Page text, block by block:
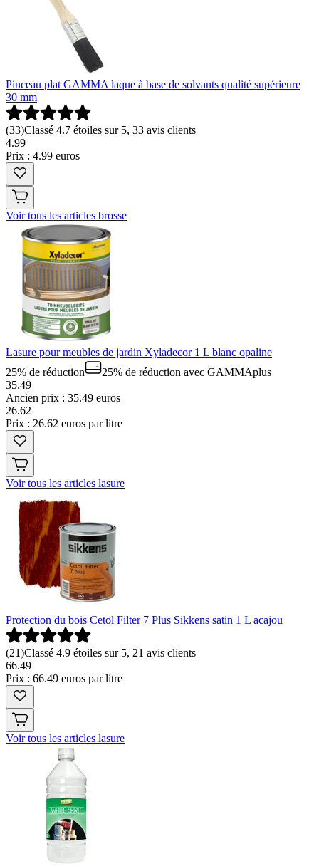
Pinceau plat GAMMA laque à base de solvants qualité supérieure
30 mm
(33)Classé 4.7 étoiles sur 5, 33 avis clients
4.99
Prix : 4.99 euros
Voir tous les articles brosse
Lasure pour meubles de jardin Xyladecor 1 L blanc opaline
25% de réduction
25% de réduction avec GAMMAplus
35.49
Ancien prix : 35.49 euros
26.62
Prix : 26.62 euros par litre
Voir tous les articles lasure
Protection du bois Cetol Filter 7 Plus Sikkens satin 1 L acajou
(21)Classé 4.9 étoiles sur 5, 21 avis clients
66.49
Prix : 66.49 euros par litre
Voir tous les articles lasure